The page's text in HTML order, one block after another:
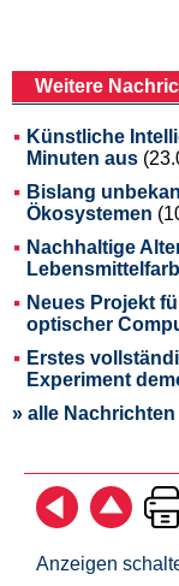
Weitere
Künstliche
Minuten aus
Bislang
Ökosystemen
Nachhaltige
Neues Projekt
optischer
Erstes
Experiment
» alle
Anzeigen